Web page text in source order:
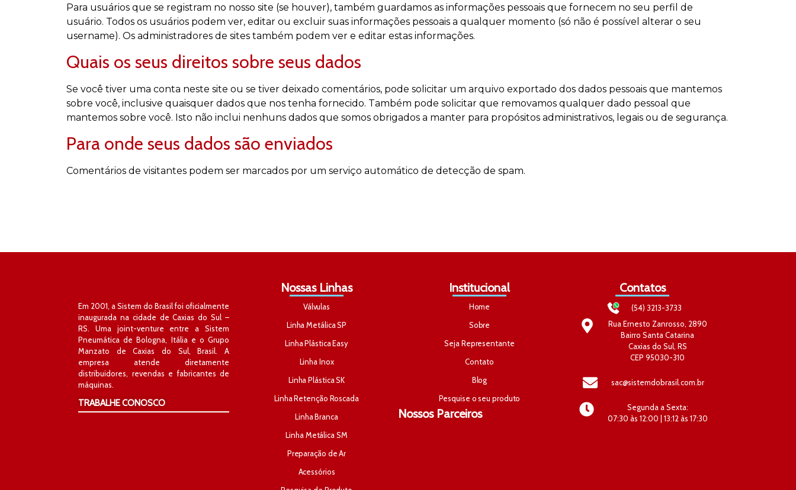
Para usuários que se registram no nosso site (se houver), também guardamos as informações pessoais que fornecem no seu perfil de
usuário. Todos os usuários podem ver, editar ou excluir suas informações pessoais a qualquer momento (só não é possível alterar o seu
username). Os administradores de sites também podem ver e editar estas informações.
Quais os seus direitos sobre seus dados
Se você tiver uma conta neste site ou se tiver deixado comentários, pode solicitar um arquivo exportado dos dados pessoais que mantemos
sobre você, inclusive quaisquer dados que nos tenha fornecido. Também pode solicitar que removamos qualquer dado pessoal que
mantemos sobre você. Isto não inclui nenhuns dados que somos obrigados a manter para propósitos administrativos, legais ou de segurança.
Para onde seus dados são enviados
Comentários de visitantes podem ser marcados por um serviço automático de detecção de spam.
Em 2001, a Sistem do Brasil foi oficialmente
inaugurada na cidade de Caxias do Sul –
RS. Uma joint-venture entre a Sistem
Pneumática de Bologna, Itália e o Grupo
Manzato de Caxias do Sul, Brasil. A
empresa atende diretamente
distribuidores, revendas e fabricantes de
máquinas.
TRABALHE CONOSCO
Nossas Linhas
Válvulas
Linha Metálica SP
Linha Plástica Easy
Linha Inox
Linha Plástica SK
Linha Retenção Roscada
Linha Branca
Linha Metálica SM
Preparação de Ar
Acessórios
Institucional
Home
Sobre
Seja Representante
Contato
Blog
Pesquise o seu produto
Nossos Parceiros
Contatos
(54) 3213-3733
Rua Ernesto Zanrosso, 2890
Bairro Santa Catarina
Caxias do Sul, RS
CEP 95030-310
sac@sistemdobrasil.com.br
Segunda a Sexta:
07:30 às 12:00 | 13:12 às 17:30